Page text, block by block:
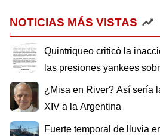
NOTICIAS MÁS VISTAS
Quintriqueo criticó la
las presiones yankees
¿Misa en River? Así sería
XIV a la Argentina
Fuerte temporal de lluvia